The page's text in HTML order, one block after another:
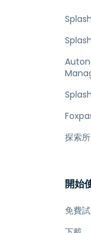
探索
開始
免費